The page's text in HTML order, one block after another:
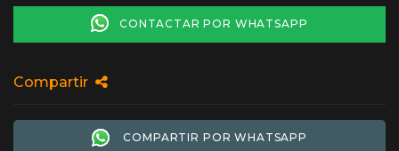
CONTACTAR POR WHATSAPP
Compartir
COMPARTIR POR WHATSAPP